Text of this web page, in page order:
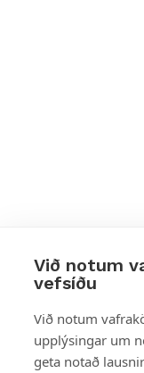
Við notum
vefsíðu
Við notum
upplýsingar um
geta notað
Styttu
Mest